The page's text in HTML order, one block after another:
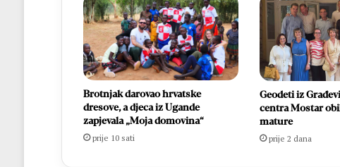
Brotnjak darovao hrvatske
dresove, a djeca iz Ugande
zapjevala „Moja domovina“
prije 10 sati
Geodeti iz
centra Mostar
mature
prije 2 dana